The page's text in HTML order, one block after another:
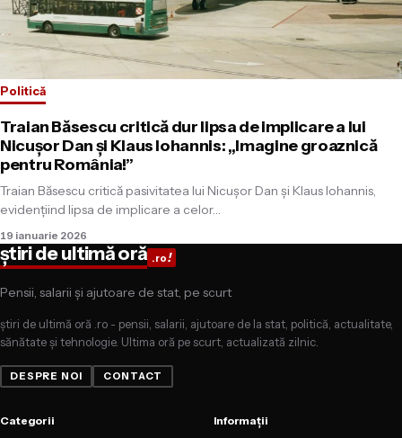
Politică
Traian Băsescu critică dur lipsa de implicare a lui
Nicușor Dan și Klaus Iohannis: „Imagine groaznică
pentru România!”
Traian Băsescu critică pasivitatea lui Nicușor Dan și Klaus Iohannis,
evidențiind lipsa de implicare a celor…
19 ianuarie 2026
știri de ultimă oră .ro!
Pensii, salarii și ajutoare de stat, pe scurt
știri de ultimă oră .ro - pensii, salarii, ajutoare de la stat, politică, actualitate,
sănătate și tehnologie. Ultima oră pe scurt, actualizată zilnic.
DESPRE NOI CONTACT
Categorii Informații